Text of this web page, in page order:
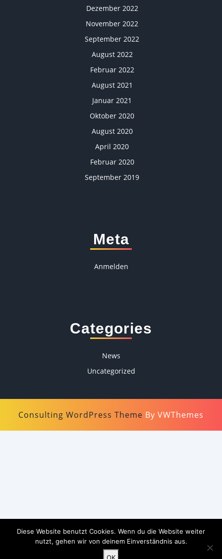
Dezember 2022
November 2022
September 2022
August 2022
Februar 2022
August 2021
Januar 2021
Oktober 2020
August 2020
April 2020
Februar 2020
September 2019
Meta
Anmelden
Categories
News
Uncategorized
Consulting WordPress Theme By VWThemes
Diese Website benutzt Cookies. Wenn du die Website weiter
nutzt, gehen wir von deinem Einverständnis aus.